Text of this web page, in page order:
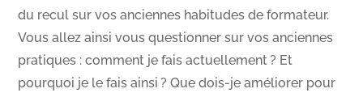
du recul sur vos anciennes habitudes de formateur.
Vous allez ainsi vous questionner sur vos anciennes
pratiques : comment je fais actuellement ? Et
pourquoi je le fais ainsi ? Que dois-je améliorer pour